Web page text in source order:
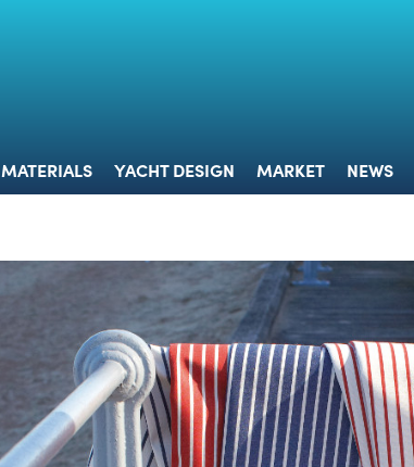
YACHT DESIGN MARKET NEWS